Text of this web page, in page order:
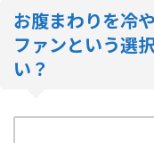
お腹まわりを冷
ファンという選
い？